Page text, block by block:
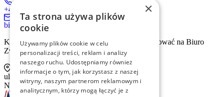
+48 519 536 405
biuro@zmid.org.pl
Kontakt tradycyjną drogą pocztową prosimy kierować na Biuro
Związku:
ul. Sienna 93 lok. 2, 00-815 Warszawa
NIP: 526-13-30-874
×
Ta strona używa plików
cookie
Używamy plików cookie w celu
personalizacji treści, reklam i analizy
naszego ruchu. Udostępniamy również
informacje o tym, jak korzystasz z naszej
witryny, naszym partnerom reklamowym i
analitycznym, którzy mogą łączyć je z